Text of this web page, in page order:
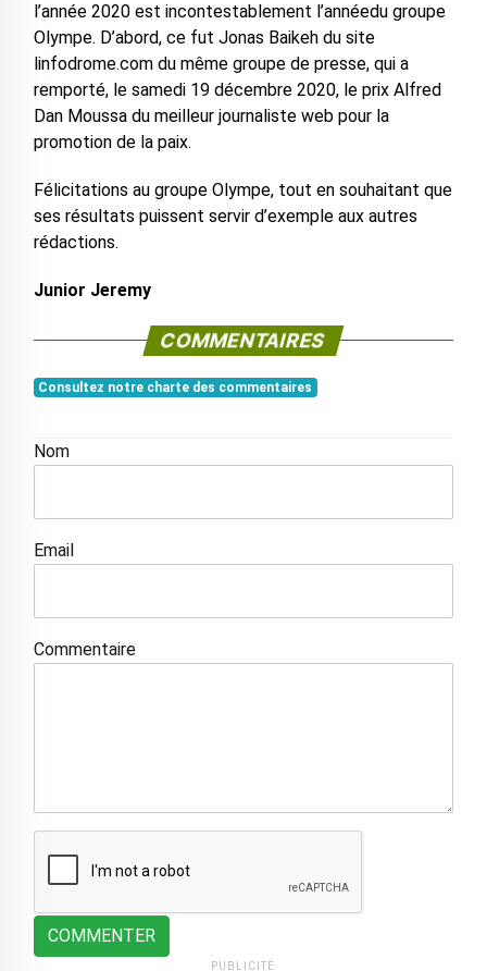
l’année 2020 est incontestablement l’annéedu groupe
Olympe. D’abord, ce fut Jonas Baikeh du site
linfodrome.com du même groupe de presse, qui a
remporté, le samedi 19 décembre 2020, le prix Alfred
Dan Moussa du meilleur journaliste web pour la
promotion de la paix.
Félicitations au groupe Olympe, tout en souhaitant que
ses résultats puissent servir d’exemple aux autres
rédactions.
Junior Jeremy
COMMENTAIRES
Consultez notre charte des commentaires
Nom
Email
Commentaire
COMMENTER
PUBLICITÉ